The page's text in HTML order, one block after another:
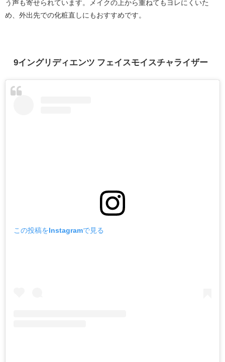
う声も寄せられています。メイクの上から重ねてもヨレにくいた
め、外出先での化粧直しにもおすすめです。
9イングリディエンツ フェイスモイスチャライザー
この投稿をInstagramで見る